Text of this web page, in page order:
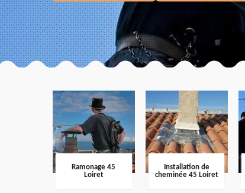
Ramonage 45
Loiret
Installation de
cheminée 45 Loiret